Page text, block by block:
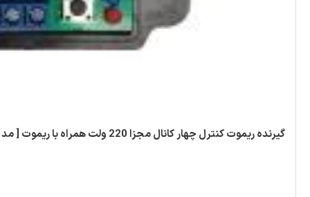
گیرنده ریموت کنترل چهار کانال مجزا 220 ولت همراه با ریموت [ مد ABCD ]